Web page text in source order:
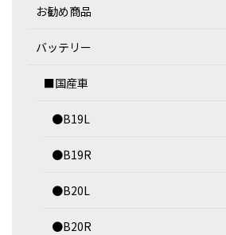
お勧め商品
バッテリー
■国産車
●B19L
●B19R
●B20L
●B20R